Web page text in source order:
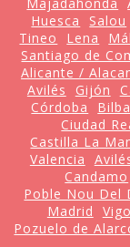
Huesca
Salou
Tineo
Lena
Santiago de
Alicante /
Avilés
Gijón
Córdoba
Ciudad
Castilla La
Valencia
Candamo
Poble Nou Del
Madrid
Vigo
Pozuelo de